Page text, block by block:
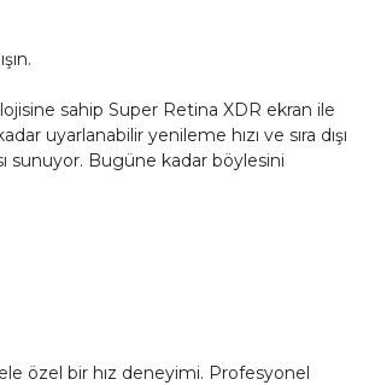
sahip Super Retina XDR ekran ile
uyarlanabilir yenileme hızı ve sıra dışı
sunuyor. Bugüne kadar böylesini
özel bir hız deneyimi. Profesyonel